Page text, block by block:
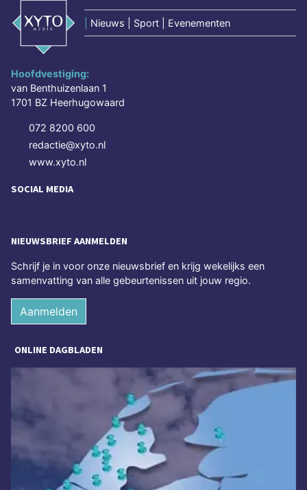
Nieuws | Sport | Evenementen
Hoofdvestiging:
van Benthuizenlaan 1
1701 BZ Heerhugowaard
072 8200 600
redactie@xyto.nl
www.xyto.nl
SOCIAL MEDIA
NIEUWSBRIEF AANMELDEN
Schrijf je in voor onze nieuwsbrief en krijg wekelijks een
samenvatting van alle gebeurtenissen uit jouw regio.
Aanmelden
ONLINE DAGBLADEN